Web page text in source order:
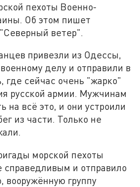
пехоты Военно-
Об этом пишет
ветер".
привезли из Одессы,
делу и отправили в
где сейчас очень "жарко"
русской армии. Мужчинам
на всё это, и они устроили
из части. Только не
морской пехоты
справедливым и отправило
вооружённую группу